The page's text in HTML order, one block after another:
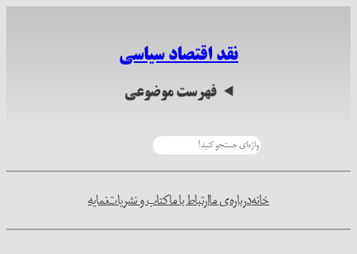
نقد اقتصاد سیاسی
فهرست موضوعی
خانهدرباره‌ی ماارتباط با ماکتاب و نشریاتنمایه